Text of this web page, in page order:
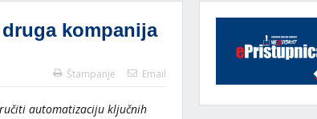
kompanija
Štampanje Email
automatizaciju ključnih